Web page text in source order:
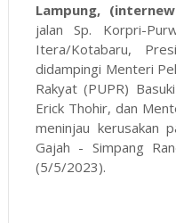
Lampung,
jalan Sp. Korpri-
Itera/Kotabaru,
didampingi Menteri
Rakyat (PUPR)
Erick Thohir, dan
meninjau kerusakan
Gajah - Simpang
(5/5/2023).